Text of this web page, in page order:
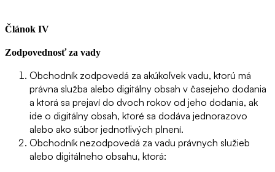
Článok IV
Zodpovednosť za vady
Obchodník zodpovedá za akúkoľvek vadu, ktorú má
právna služba alebo digitálny obsah v časejeho dodania
a ktorá sa prejaví do dvoch rokov od jeho dodania, ak
ide o digitálny obsah, ktoré sa dodáva jednorazovo
alebo ako súbor jednotlivých plnení.
Obchodník nezodpovedá za vadu právnych služieb
alebo digitálneho obsahu, ktorá: